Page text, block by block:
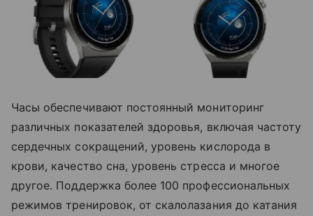
Часы обеспечивают постоянный мониторинг
различных показателей здоровья, включая частоту
сердечных сокращений, уровень кислорода в
крови, качество сна, уровень стресса и многое
другое. Поддержка более 100 профессиональных
режимов тренировок, от скалолазания до катания